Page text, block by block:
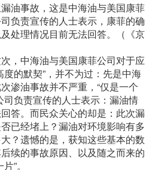
油事故，这是中海油与美国康菲
负责宣传的人士表示，康菲的确
处理情况目前无法回答。（《京
，中海油与美国康菲公司对于应
的默契”，并不为过：先是中海
渗油事故并不严重，“仅是一个
司负责宣传的人士表示：漏油情
答。而民众关心的却是：此次漏
已经堵上？漏油对环境影响有多
？遗憾的是，获知这些基本的数
续的事故原因、以及随之而来的
”。